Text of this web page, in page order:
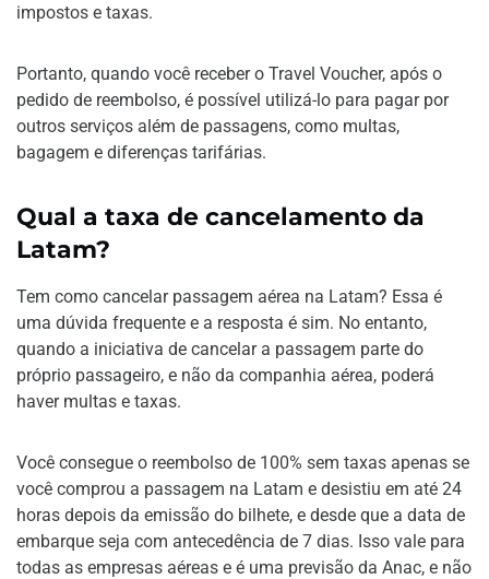
impostos e taxas.
Portanto, quando você receber o Travel Voucher, após o
pedido de reembolso, é possível utilizá-lo para pagar por
outros serviços além de passagens, como multas,
bagagem e diferenças tarifárias.
Qual a taxa de cancelamento da
Latam?
Tem como cancelar passagem aérea na Latam? Essa é
uma dúvida frequente e a resposta é sim. No entanto,
quando a iniciativa de cancelar a passagem parte do
próprio passageiro, e não da companhia aérea, poderá
haver multas e taxas.
Você consegue o reembolso de 100% sem taxas apenas se
você comprou a passagem na Latam e desistiu em até 24
horas depois da emissão do bilhete, e desde que a data de
embarque seja com antecedência de 7 dias. Isso vale para
todas as empresas aéreas e é uma previsão da Anac, e não